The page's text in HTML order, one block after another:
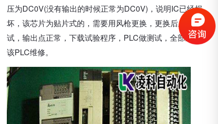
压为DC0V(没有输出的时候正常为DC0V)，说明IC已经损
坏，该芯片为贴片式的，需要用风枪更换，更换后上电测
试，输出点正常，下载试验程序，PLC做测试，全部正常，
该PLC维修。